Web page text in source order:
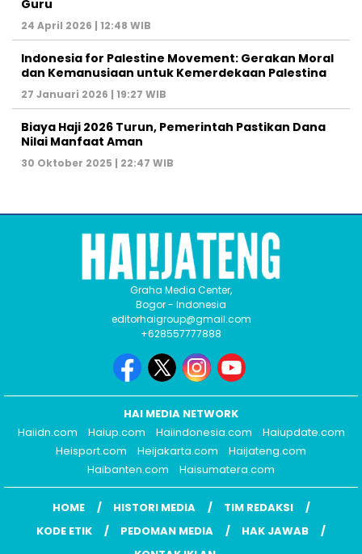
Guru
24 April 2026 | 12:48 WIB
Indonesia for Palestine Movement: Gerakan Moral
dan Kemanusiaan untuk Kemerdekaan Palestina
27 Januari 2026 | 19:27 WIB
Biaya Haji 2026 Turun, Pemerintah Pastikan Dana
Nilai Manfaat Aman
30 Oktober 2025 | 22:47 WIB
Graha Media Center,
Bogor - Indonesia
editorhaigroup@gmail.com
+628557777888
HAI MEDIA NETWORK
Haiidn.com
Haiup.com Haiindonesia.com
Haiupdate.com
Heisport.com
Heijakarta.com
Haijateng.com
Haibanten.com
Haisumatera.com
HOME HISTORI MEDIA
TIM REDAKSI
KODE ETIK
PEDOMAN MEDIA
HAK JAWAB